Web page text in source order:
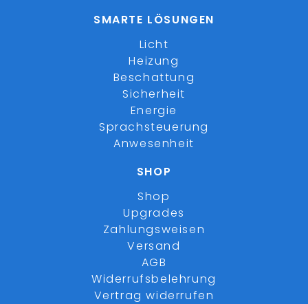
SMARTE LÖSUNGEN
Licht
Heizung
Beschattung
Sicherheit
Energie
Sprachsteuerung
Anwesenheit
SHOP
Shop
Upgrades
Zahlungsweisen
Versand
AGB
Widerrufsbelehrung
Vertrag widerrufen